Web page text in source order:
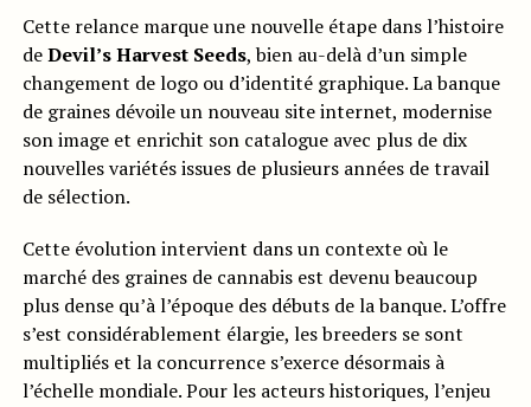
Cette relance marque une nouvelle étape dans l’histoire
deDevil’s Harvest Seeds, bien au-delà d’un simple
changement de logo ou d’identité graphique. La banque
de graines dévoile un nouveau site internet, modernise
son image et enrichit son catalogue avec plus de dix
nouvelles variétés issues de plusieurs années de travail
de sélection.
Cette évolution intervient dans un contexte où le
marché des graines de cannabis est devenu beaucoup
plus dense qu’à l’époque des débuts de la banque. L’offre
s’est considérablement élargie, les breeders se sont
multipliés et la concurrence s’exerce désormais à
l’échelle mondiale. Pour les acteurs historiques, l’enjeu